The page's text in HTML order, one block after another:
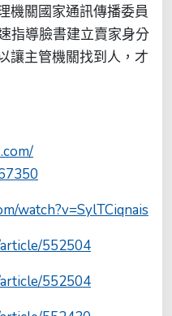
機關國家通訊傳播委員
指導臉書建立賣家身分
讓主管機關找到人，才
watch?v=SylTCiqnais
552504
552504